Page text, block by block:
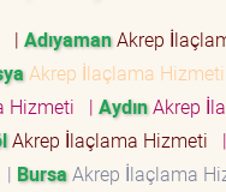
| AdıyamanAkrep
Akrep İlaçlama Hizmeti
Hizmeti | AydınAkrep
Akrep İlaçlama Hizmeti |
| BursaAkrep İlaçlama